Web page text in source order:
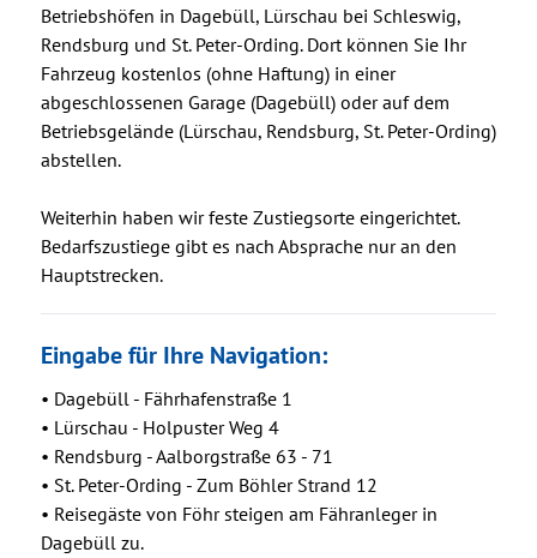
Betriebshöfen in Dagebüll, Lürschau bei Schleswig,
Rendsburg und St. Peter-Ording. Dort können Sie Ihr
Fahrzeug kostenlos (ohne Haftung) in einer
abgeschlossenen Garage (Dagebüll) oder auf dem
Betriebsgelände (Lürschau, Rendsburg, St. Peter-Ording)
abstellen.
Weiterhin haben wir feste Zustiegsorte eingerichtet.
Bedarfszustiege gibt es nach Absprache nur an den
Hauptstrecken.
Eingabe für Ihre Navigation:
• Dagebüll - Fährhafenstraße 1
• Lürschau - Holpuster Weg 4
• Rendsburg - Aalborgstraße 63 - 71
• St. Peter-Ording - Zum Böhler Strand 12
• Reisegäste von Föhr steigen am Fähranleger in
Dagebüll zu.